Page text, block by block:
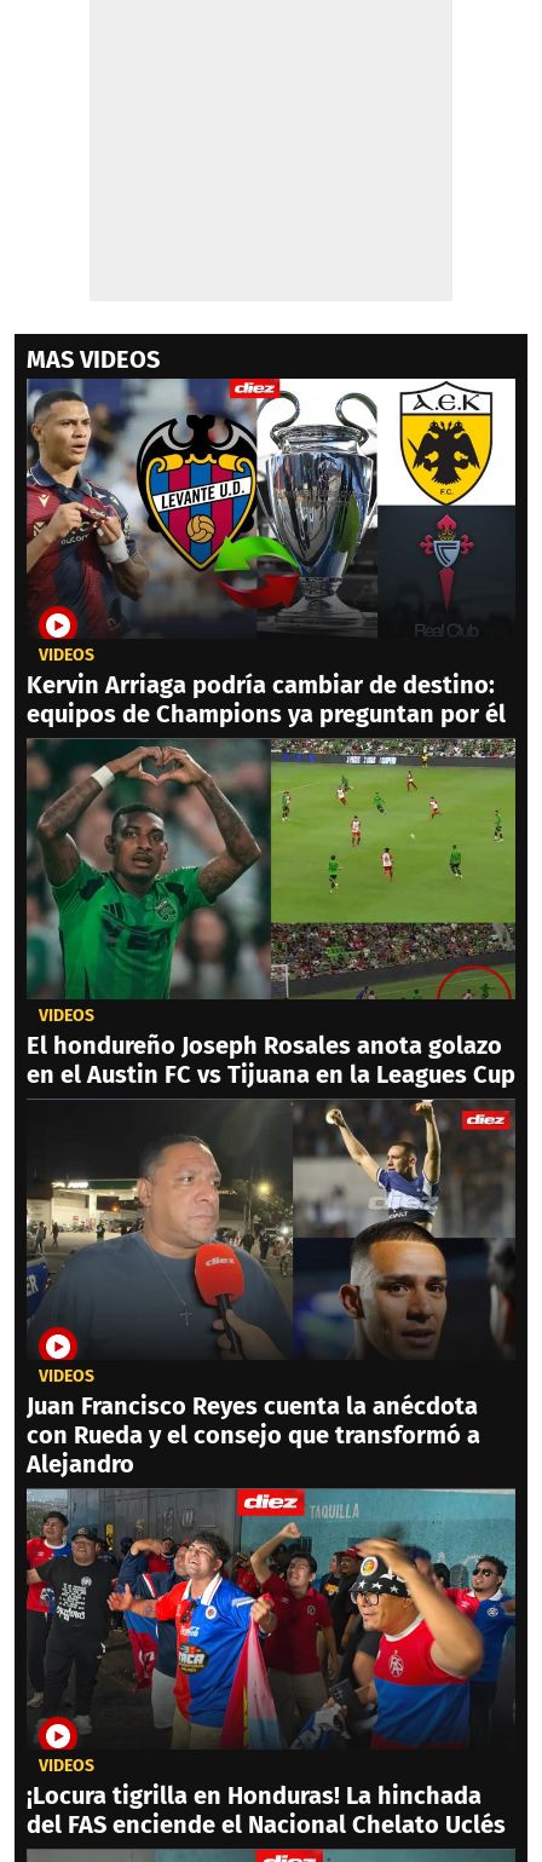
MAS VIDEOS
VIDEOS
Kervin Arriaga podría cambiar de destino:
equipos de Champions ya preguntan por él
VIDEOS
El hondureño Joseph Rosales anota golazo
en el Austin FC vs Tijuana en la Leagues Cup
VIDEOS
Juan Francisco Reyes cuenta la anécdota
con Rueda y el consejo que transformó a
Alejandro
VIDEOS
¡Locura tigrilla en Honduras! La hinchada
del FAS enciende el Nacional Chelato Uclés